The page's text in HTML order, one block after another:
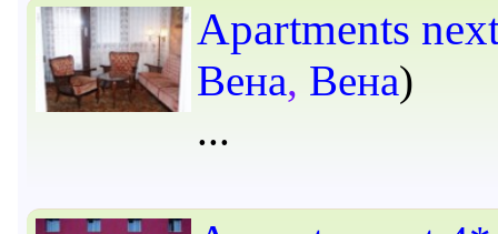
Apartments
Вена, Вена)